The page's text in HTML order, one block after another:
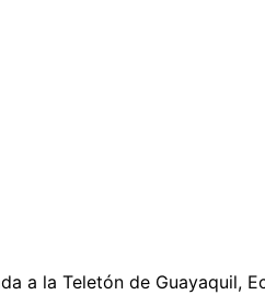
a la Teletón de Guayaquil,